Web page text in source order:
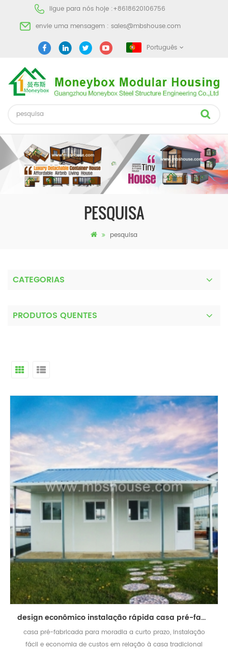
ligue para nós hoje :+8618620106756
envie uma mensagem : sales@mbshouse.com
Português
PESQUISA
pesquisa
CATEGORIAS
PRODUTOS QUENTES
design econômico instalação rápida casa pré-fabricada para venda
casa pré-fabricada para moradia a curto prazo, instalação
fácil e economia de custos em relação à casa tradicional